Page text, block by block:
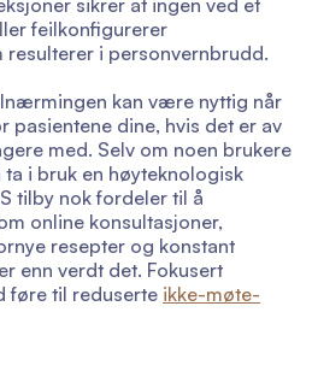
sikrer at ingen ved et
feilkonfigurerer
resulterer i personvernbrudd.
kan være nyttig når
pasientene dine, hvis det er av
med. Selv om noen brukere
i bruk en høyteknologisk
tilby nok fordeler til å
online konsultasjoner,
resepter og konstant
enn verdt det. Fokusert
føre til reduserte ikke-møte-